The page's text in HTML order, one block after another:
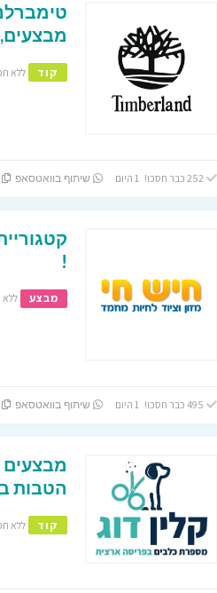
מבצעים,
קוד ללא
252 כבר חסכו! 1 היום שיתוף בוואטסאפ
!
מבצע ללא
שיתוף בוואטסאפ
מבצעים
הטבות
קוד ללא